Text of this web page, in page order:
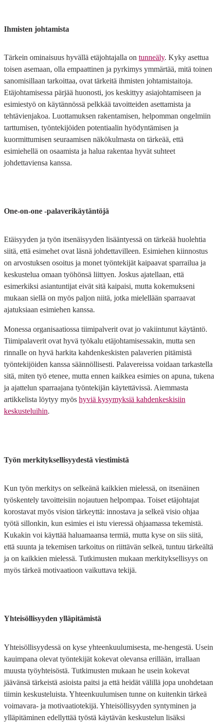
Ihmisten johtamista
Tärkein ominaisuus hyvällä etäjohtajalla on tunneäly. Kyky asettua
toisen asemaan, olla empaattinen ja pyrkimys ymmärtää, mitä toinen
sanomisillaan tarkoittaa, ovat tärkeitä ihmisten johtamistaitoja.
Etäjohtamisessa pärjää huonosti, jos keskittyy asiajohtamiseen ja
esimiestyö on käytännössä pelkkää tavoitteiden asettamista ja
tehtävienjakoa. Luottamuksen rakentamisen, helpomman ongelmiin
tarttumisen, työntekijöiden potentiaalin hyödyntämisen ja
kuormittumisen seuraamisen näkökulmasta on tärkeää, että
esimiehellä on osaamista ja halua rakentaa hyvät suhteet
johdettaviensa kanssa.
One-on-one -palaverikäytäntöjä
Etäisyyden ja työn itsenäisyyden lisääntyessä on tärkeää huolehtia
siitä, että esimehet ovat läsnä johdettavilleen. Esimiehen kiinnostus
on arvostuksen osoitus ja monet työntekijät kaipaavat sparrailua ja
keskustelua omaan työhönsä liittyen. Joskus ajatellaan, että
esimerkiksi asiantuntijat eivät sitä kaipaisi, mutta kokemukseni
mukaan siellä on myös paljon niitä, jotka mielellään sparraavat
ajatuksiaan esimiehen kanssa.
Monessa organisaatiossa tiimipalverit ovat jo vakiintunut käytäntö.
Tiimipalaverit ovat hyvä työkalu etäjohtamisessakin, mutta sen
rinnalle on hyvä harkita kahdenkeskisten palaverien pitämistä
työntekijöiden kanssa säännöllisesti. Palavereissa voidaan tarkastella
sitä, miten työ etenee, mutta ennen kaikkea esimies on apuna, tukena
ja ajattelun sparraajana työntekijän käytettävissä. Aiemmasta
artikkelista löytyy myös hyviä kysymyksiä kahdenkeskisiin
keskusteluihin.
Työn merkityksellisyydestä viestimistä
Kun työn merkitys on selkeänä kaikkien mielessä, on itsenäinen
työskentely tavoitteisiin nojautuen helpompaa. Toiset etäjohtajat
korostavat myös vision tärkeyttä: innostava ja selkeä visio ohjaa
työtä sillonkin, kun esimies ei istu vieressä ohjaamassa tekemistä.
Kukakin voi käyttää haluamaansa termiä, mutta kyse on siis siitä,
että suunta ja tekemisen tarkoitus on riittävän selkeä, tuntuu tärkeältä
ja on kaikkien mielessä. Tutkimusten mukaan merkityksellisyys on
myös tärkeä motivaatioon vaikuttava tekijä.
Yhteisöllisyyden ylläpitämistä
Yhteisöllisyydessä on kyse yhteenkuulumisesta, me-hengestä. Usein
kauimpana olevat työntekijät kokevat olevansa erillään, irrallaan
muusta työyhteisöstä. Tutkimusten mukaan he usein kokevat
jäävänsä tärkeistä asioista paitsi ja että heidät välillä jopa unohdetaan
tiimin keskusteluista. Yhteenkuulumisen tunne on kuitenkin tärkeä
voimavara- ja motivaatiotekijä. Yhteisöllisyyden syntyminen ja
ylläpitäminen edellyttää työstä käytävän keskustelun lisäksi